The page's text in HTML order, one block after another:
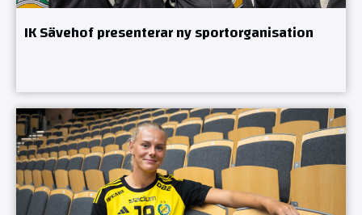
IK Sävehof presenterar ny sportorganisation